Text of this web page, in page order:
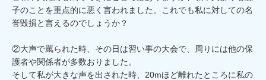
子のことを重点的に悪く言われました。これでも私に対しての名
誉毀損と言えるのでしょうか？
②大声で罵られた時、その日は習い事の大会で、周りには他の保
護者や関係者が多数おりました。
そして私が大きな声を出された時、20mほど離れたところに私の